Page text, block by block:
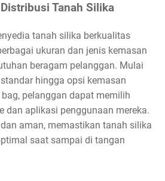
Tanah Silika
tanah silika berkualitas
ukuran dan jenis kemasan
beragam pelanggan. Mulai
hingga opsi kemasan
pelanggan dapat memilih
dan aplikasi penggunaan mereka.
aman, memastikan tanah silika
saat sampai di tangan